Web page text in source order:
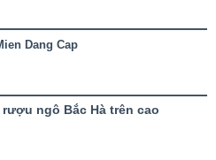
ngô Bắc Hà trên cao